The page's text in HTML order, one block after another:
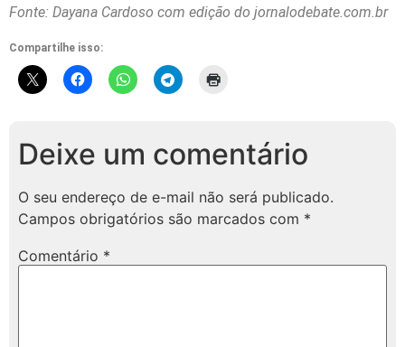
Fonte: Dayana Cardoso com edição do jornalodebate.com.br
Compartilhe isso:
Deixe um comentário
O seu endereço de e-mail não será publicado.
Campos obrigatórios são marcados com *
Comentário *